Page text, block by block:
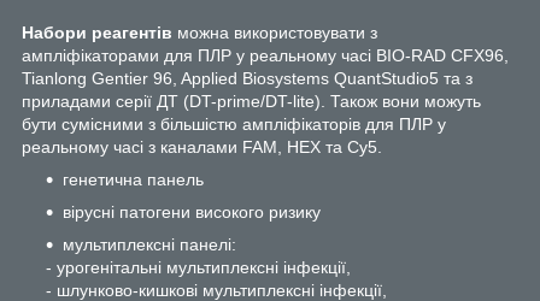
Набори реагентів можна використовувати з
ампліфікаторами для ПЛР у реальному часі BIO-RAD CFX96,
Tianlong Gentier 96, Applied Biosystems QuantStudio5 та з
приладами серії ДТ (DT-prime/DT-lite). Також вони можуть
бути сумісними з більшістю ампліфікаторів для ПЛР у
реальному часі з каналами FAM, HEX та Cy5.
генетична панель
вірусні патогени високого ризику
мультиплексні панелі:
- урогенітальні мультиплексні інфекції,
- шлунково-кишкові мультиплексні інфекції,